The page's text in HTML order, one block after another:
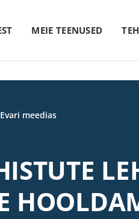
MEIE TEENUSED
Evari meedias